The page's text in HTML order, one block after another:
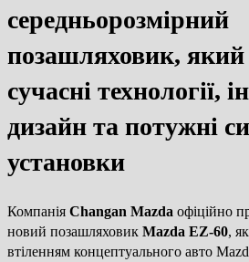
середньорозмірний
позашляховик, який
сучасні технології,
дизайн та потужні
установки
Компанія Changan Mazda офіційно
новий позашляховик Mazda EZ-60,
втіленням концептуального авто